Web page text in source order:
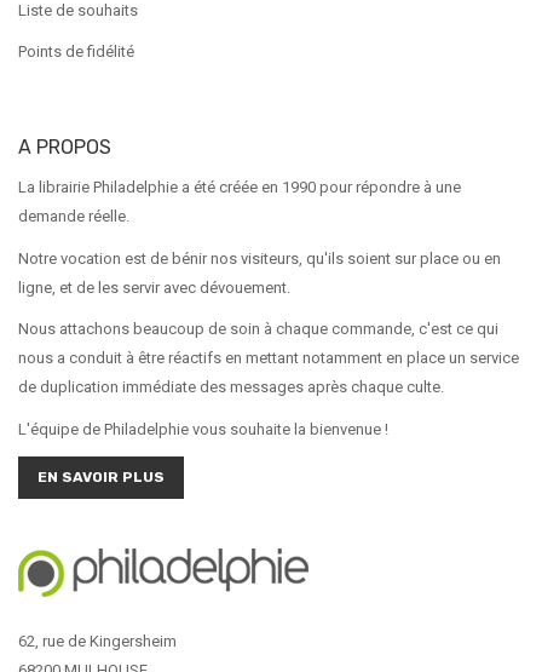
Liste de souhaits
Points de fidélité
A PROPOS
La librairie Philadelphie a été créée en 1990 pour répondre à une
demande réelle.
Notre vocation est de bénir nos visiteurs, qu'ils soient sur place ou en
ligne, et de les servir avec dévouement.
Nous attachons beaucoup de soin à chaque commande, c'est ce qui
nous a conduit à être réactifs en mettant notamment en place un service
de duplication immédiate des messages après chaque culte.
L'équipe de Philadelphie vous souhaite la bienvenue !
EN SAVOIR PLUS
62, rue de Kingersheim